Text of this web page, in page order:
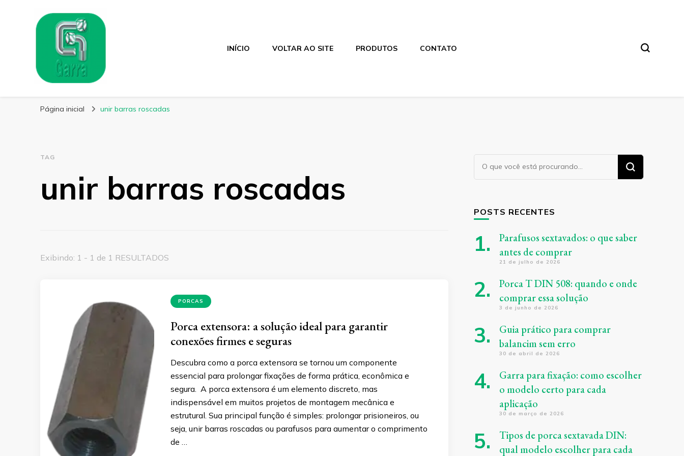
Garra Fixação
INÍCIO VOLTAR AO SITE PRODUTOS CONTATO
Página inicial unir barras roscadas
TAG
unir barras roscadas
Exibindo: 1 - 1 de 1 RESULTADOS
PORCAS
Porca extensora: a solução ideal para garantir
conexões firmes e seguras
Descubra como a porca extensora se tornou um componente
essencial para prolongar fixações de forma prática, econômica e
segura. A porca extensora é um elemento discreto, mas
indispensável em muitos projetos de montagem mecânica e
estrutural. Sua principal função é simples: prolongar prisioneiros, ou
seja, unir barras roscadas ou parafusos para aumentar o comprimento
de …
Procurando
algo?
POSTS RECENTES
Parafusos sextavados: o que saber
antes de comprar
21 de julho de 2026
Porca T DIN 508: quando e onde
comprar essa solução
3 de junho de 2026
Guia prático para comprar
balancim sem erro
30 de abril de 2026
Garra para fixação: como escolher
o modelo certo para cada
aplicação
30 de março de 2026
Tipos de porca sextavada DIN:
qual modelo escolher para cada